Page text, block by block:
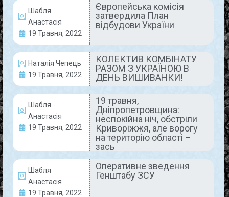
Шабля
Анастасія
19 Травня, 2022
Європейська комісія
затвердила План
відбудови України
Наталія Чепець
19 Травня, 2022
КОЛЕКТИВ КОМБІНАТУ
РАЗОМ З УКРАЇНОЮ В
ДЕНЬ ВИШИВАНКИ!
Шабля
Анастасія
19 Травня, 2022
19 травня,
Дніпропетровщина:
неспокійна ніч, обстріли
Криворіжжя, але ворогу
на територію області –
зась
Шабля
Анастасія
19 Травня, 2022
Оперативне зведення
Генштабу ЗСУ
АКТУАЛЬНО
Європейська комісія затвердила
План відбудови України
Цю гарну новину повідомив Прем’єр-міністр
України Денис Шмигаль. До того ж Україні
нададуть значну фінансову допомогу у розмірі 9
млрд євро. Денис Шмигаль